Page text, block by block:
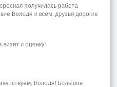
получилась работа -
Володя и всем, друзья дорогие
и оценку!
Володя! Большое